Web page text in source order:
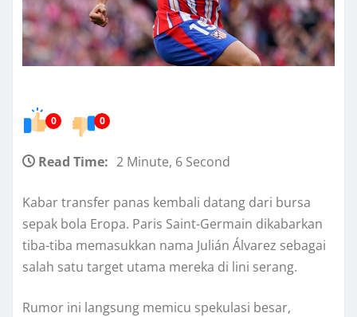
0 0
Read Time: 2 Minute, 6 Second
Kabar transfer panas kembali datang dari bursa
sepak bola Eropa. Paris Saint-Germain dikabarkan
tiba-tiba memasukkan nama Julián Álvarez sebagai
salah satu target utama mereka di lini serang.
Rumor ini langsung memicu spekulasi besar,